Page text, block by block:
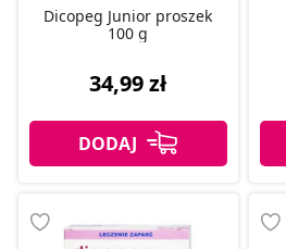
Dicopeg Junior proszek
100 g
34,99 zł